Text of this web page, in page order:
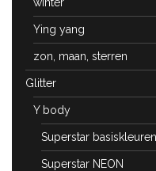
Ying yang
zon, maan, sterren
Glitter
Y body
Superstar basiskleuren
Superstar NEON